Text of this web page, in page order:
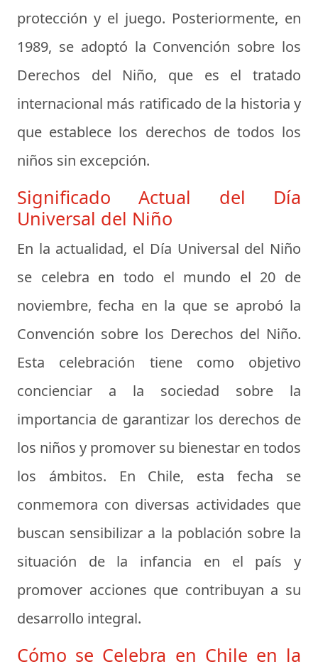
protección y el juego. Posteriormente, en
1989, se adoptó la Convención sobre los
Derechos del Niño, que es el tratado
internacional más ratificado de la historia y
que establece los derechos de todos los
niños sin excepción.
Significado Actual del Día
Universal del Niño
En la actualidad, el Día Universal del Niño
se celebra en todo el mundo el 20 de
noviembre, fecha en la que se aprobó la
Convención sobre los Derechos del Niño.
Esta celebración tiene como objetivo
concienciar a la sociedad sobre la
importancia de garantizar los derechos de
los niños y promover su bienestar en todos
los ámbitos. En Chile, esta fecha se
conmemora con diversas actividades que
buscan sensibilizar a la población sobre la
situación de la infancia en el país y
promover acciones que contribuyan a su
desarrollo integral.
Cómo se Celebra en Chile en la